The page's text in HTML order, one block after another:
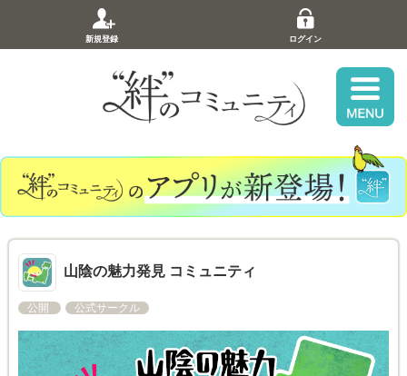
新規登録 ログイン
山陰の魅力発見 コミュニティ
公開 公式サークル